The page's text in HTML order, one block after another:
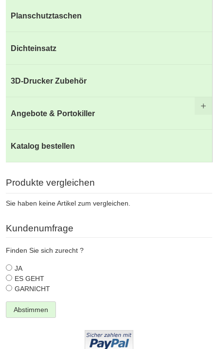
Planschutztaschen
Dichteinsatz
3D-Drucker Zubehör
Angebote & Portokiller
Katalog bestellen
Produkte vergleichen
Sie haben keine Artikel zum vergleichen.
Kundenumfrage
Finden Sie sich zurecht ?
JA
ES GEHT
GARNICHT
Abstimmen